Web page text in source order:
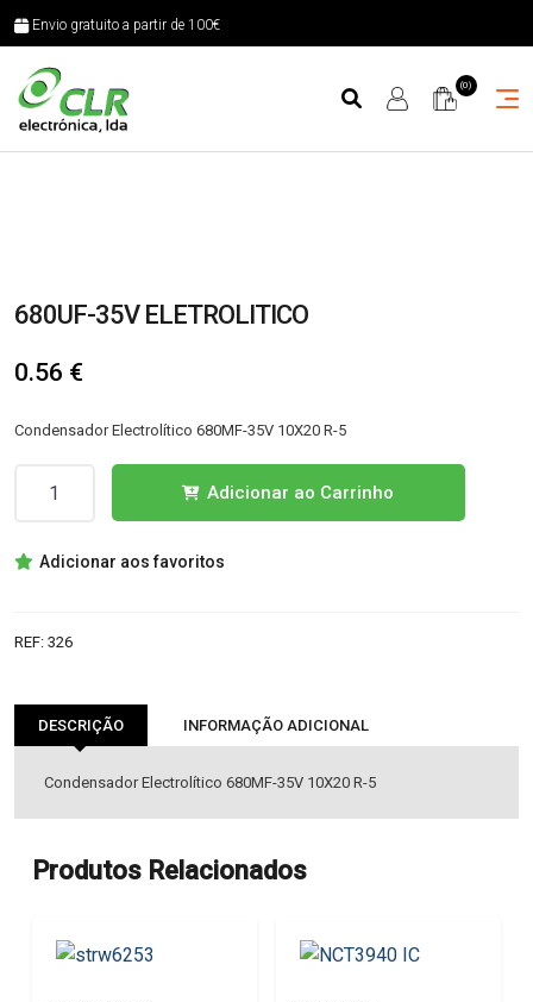
Envio gratuito a partir de 100€
(0)
680UF-35V ELETROLITICO
0.56 €
Condensador Electrolítico 680MF-35V 10X20 R-5
35V
Adicionar ao Carrinho
Adicionar aos favoritos
REF: 326
DESCRIÇÃO INFORMAÇÃO ADICIONAL
Condensador Electrolítico 680MF-35V 10X20 R-5
Produtos Relacionados